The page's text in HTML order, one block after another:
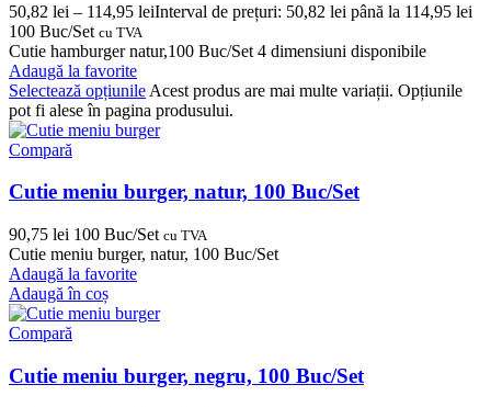
50,82 lei – 114,95 leiInterval de prețuri: 50,82 lei până la 114,95 lei
100 Buc/Set cu TVA
Cutie hamburger natur,100 Buc/Set 4 dimensiuni disponibile
Adaugă la favorite
Selectează opțiunile Acest produs are mai multe variații. Opțiunile
pot fi alese în pagina produsului.
Compară
Cutie meniu burger, natur, 100 Buc/Set
90,75 lei 100 Buc/Set cu TVA
Cutie meniu burger, natur, 100 Buc/Set
Adaugă la favorite
Adaugă în coș
Compară
Cutie meniu burger, negru, 100 Buc/Set